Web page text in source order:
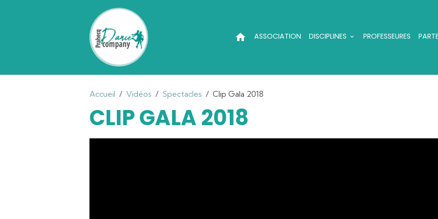
ASSOCIATION DISCIPLINES PROFESSEURES
Accueil Vidéos Spectacles Clip Gala 2018
CLIP GALA 2018